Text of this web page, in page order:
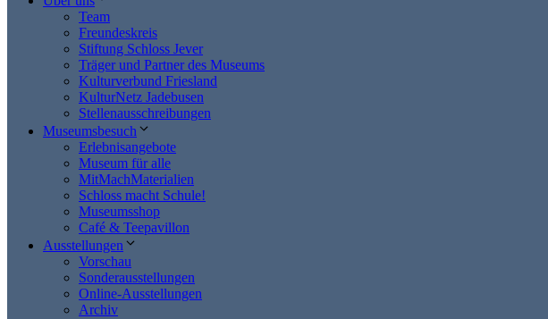
Team
Freundeskreis
Stiftung Schloss Jever
Träger und Partner des Museums
Kulturverbund Friesland
KulturNetz Jadebusen
Stellenausschreibungen
Museumsbesuch
Erlebnisangebote
Museum für alle
MitMachMaterialien
Schloss macht Schule!
Museumsshop
Café & Teepavillon
Ausstellungen
Vorschau
Sonderausstellungen
Online-Ausstellungen
Archiv